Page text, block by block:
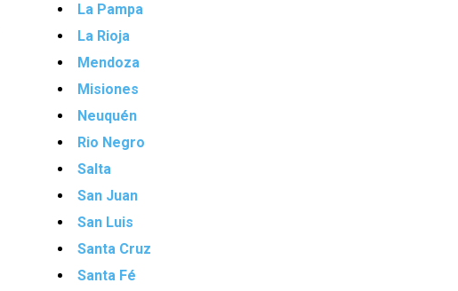
La Pampa
La Rioja
Mendoza
Misiones
Neuquén
Rio Negro
Salta
San Juan
San Luis
Santa Cruz
Santa Fé